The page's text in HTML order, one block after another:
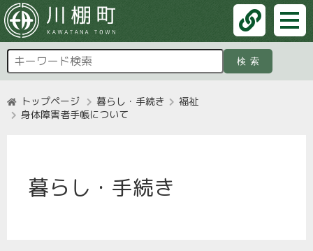
検索
トップページ 暮らし・手続き
福祉
身体障害者手帳について
暮らし・手続き